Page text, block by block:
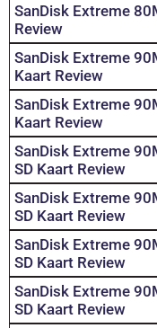
SanDisk Extreme
Review
SanDisk Extreme
Kaart Review
SanDisk Extreme
Kaart Review
SanDisk Extreme
SD Kaart Review
SanDisk Extreme
SD Kaart Review
SanDisk Extreme
SD Kaart Review
SanDisk Extreme
SD Kaart Review